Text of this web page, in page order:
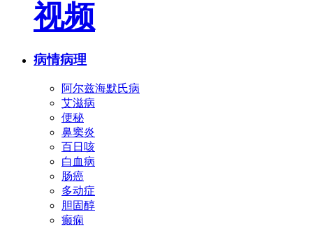
视频
病情病理
阿尔兹海默氏病
艾滋病
便秘
鼻窦炎
百日咳
白血病
肠癌
多动症
胆固醇
癫痫